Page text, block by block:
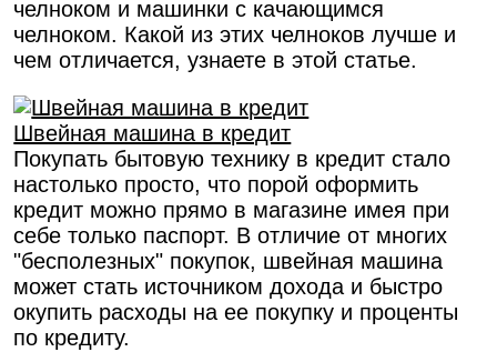
челноком и машинки с качающимся
челноком. Какой из этих челноков лучше и
чем отличается, узнаете в этой статье.
Швейная машина в кредит
Покупать бытовую технику в кредит стало
настолько просто, что порой оформить
кредит можно прямо в магазине имея при
себе только паспорт. В отличие от многих
"бесполезных" покупок, швейная машина
может стать источником дохода и быстро
окупить расходы на ее покупку и проценты
по кредиту.